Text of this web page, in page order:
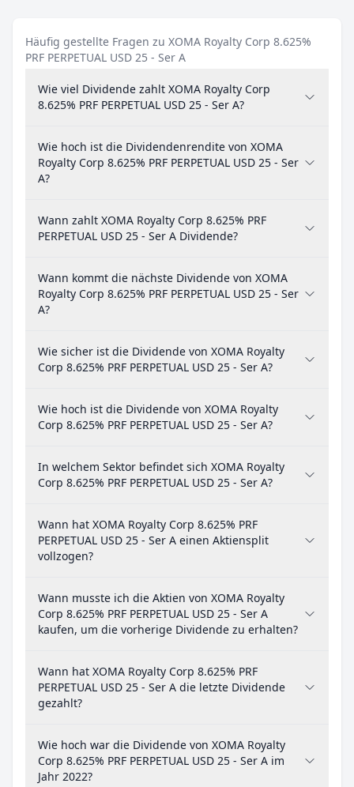
Häufig gestellte Fragen zu XOMA Royalty Corp 8.625%
PRF PERPETUAL USD 25 - Ser A
Wie viel Dividende zahlt XOMA Royalty Corp
8.625% PRF PERPETUAL USD 25 - Ser A?
Wie hoch ist die Dividendenrendite von XOMA
Royalty Corp 8.625% PRF PERPETUAL USD 25 - Ser
A?
Wann zahlt XOMA Royalty Corp 8.625% PRF
PERPETUAL USD 25 - Ser A Dividende?
Wann kommt die nächste Dividende von XOMA
Royalty Corp 8.625% PRF PERPETUAL USD 25 - Ser
A?
Wie sicher ist die Dividende von XOMA Royalty
Corp 8.625% PRF PERPETUAL USD 25 - Ser A?
Wie hoch ist die Dividende von XOMA Royalty
Corp 8.625% PRF PERPETUAL USD 25 - Ser A?
In welchem Sektor befindet sich XOMA Royalty
Corp 8.625% PRF PERPETUAL USD 25 - Ser A?
Wann hat XOMA Royalty Corp 8.625% PRF
PERPETUAL USD 25 - Ser A einen Aktiensplit
vollzogen?
Wann musste ich die Aktien von XOMA Royalty
Corp 8.625% PRF PERPETUAL USD 25 - Ser A
kaufen, um die vorherige Dividende zu erhalten?
Wann hat XOMA Royalty Corp 8.625% PRF
PERPETUAL USD 25 - Ser A die letzte Dividende
gezahlt?
Wie hoch war die Dividende von XOMA Royalty
Corp 8.625% PRF PERPETUAL USD 25 - Ser A im
Jahr 2022?